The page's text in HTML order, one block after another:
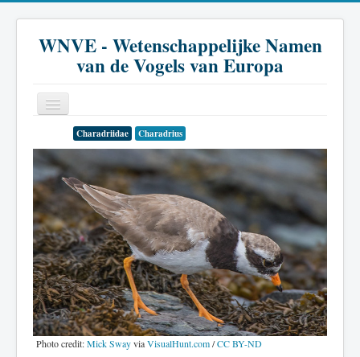
WNVE - Wetenschappelijke Namen
van de Vogels van Europa
Inleiding
Soort
Genus
Familie
Historie
Literatuur
Charadriidae Charadrius
Photo credit:Mick SwayviaVisualHunt.com/CC BY-ND